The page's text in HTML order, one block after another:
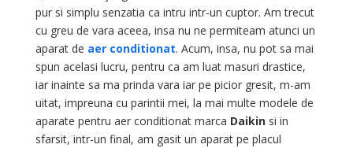
pur si simplu senzatia ca intru intr-un cuptor. Am trecut
cu greu de vara aceea, insa nu ne permiteam atunci un
aparat de aer conditionat. Acum, insa, nu pot sa mai
spun acelasi lucru, pentru ca am luat masuri drastice,
iar inainte sa ma prinda vara iar pe picior gresit, m-am
uitat, impreuna cu parintii mei, la mai multe modele de
aparate pentru aer conditionat marca Daikinsi in
sfarsit, intr-un final, am gasit un aparat pe placul